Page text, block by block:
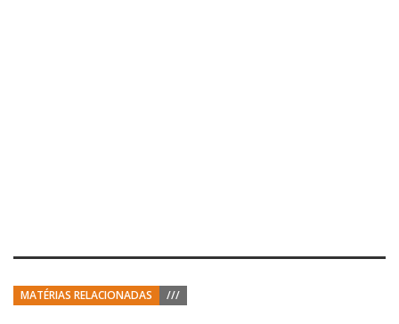
MATÉRIAS RELACIONADAS ///